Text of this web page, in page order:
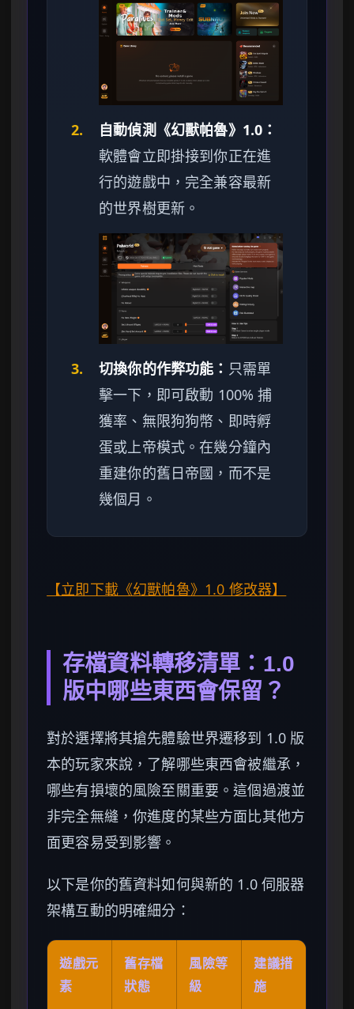
2.
自動偵測《幻獸帕魯》1.0：
軟體會立即掛接到你正在進
行的遊戲中，完全兼容最新
的世界樹更新。
3. 切換你的作弊功能： 只需單
擊一下，即可啟動 100% 捕
獲率、無限狗狗幣、即時孵
蛋或上帝模式。在幾分鐘內
重建你的舊日帝國，而不是
幾個月。
【立即下載《幻獸帕魯》1.0 修改器】
存檔資料轉移清單：1.0
版中哪些東西會保留？
對於選擇將其搶先體驗世界遷移到 1.0 版
本的玩家來說，了解哪些東西會被繼承，
哪些有損壞的風險至關重要。這個過渡並
非完全無縫，你進度的某些方面比其他方
面更容易受到影響。
以下是你的舊資料如何與新的 1.0 伺服器
架構互動的明確細分：
遊戲元
素
舊存檔
狀態
風險等
級
建議措
施